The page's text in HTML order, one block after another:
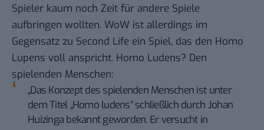
Spieler kaum noch Zeit für andere Spiele
aufbringen wollten. WoW ist allerdings im
Gegensatz zu Second Life ein Spiel, das den Homo
Lupens voll anspricht. Homo Ludens? Den
spielenden Menschen:
„Das Konzept des spielenden Menschen ist unter
dem Titel „Homo ludens“ schließlich durch Johan
Huizinga bekannt geworden. Er versucht in